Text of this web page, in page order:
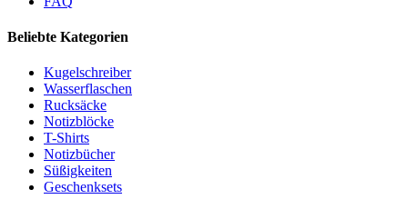
Beliebte Kategorien
Kugelschreiber
Wasserflaschen
Rucksäcke
Notizblöcke
T-Shirts
Notizbücher
Süßigkeiten
Geschenksets